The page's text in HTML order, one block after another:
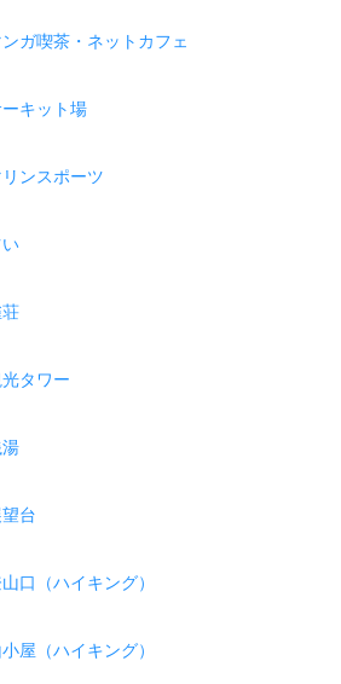
ガ喫茶・ネットカフェ
キット場
ンスポーツ
タワー
台
口（ハイキング）
屋（ハイキング）